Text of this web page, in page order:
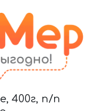
400г, п/п